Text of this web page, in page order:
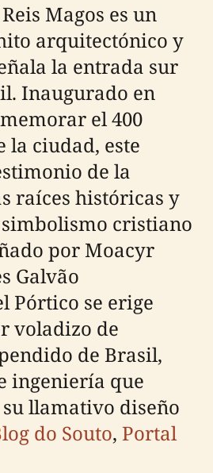
Magos es un
arquitectónico y
la entrada sur
Inaugurado en
el 400
la ciudad, este
de la
raíces históricas y
cristiano
por Moacyr
Galvão
Pórtico se erige
voladizo de
de Brasil,
ingeniería que
llamativo diseño
do Souto, Portal